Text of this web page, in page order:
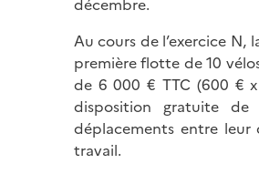
Au cours de l’exercice N,
première flotte de 10
de 6 000 € TTC (600 €
disposition gratuite de
déplacements entre
travail.